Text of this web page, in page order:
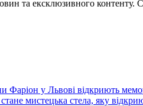
та ексклюзивного контенту.
Фаріон у Львові відкриють
мистецька стела, яку